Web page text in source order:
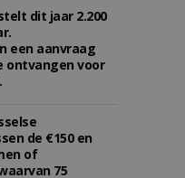
dit jaar 2.200
een aanvraag
ontvangen voor
de €150 en
of
75